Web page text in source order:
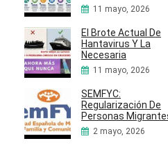
11 mayo, 2026
El Brote Actual De
Hantavirus Y La
Necesaria
11 mayo, 2026
SEMFYC:
Regularización De
Personas
2 mayo, 2026